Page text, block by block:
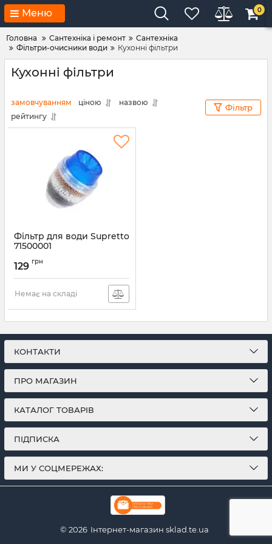
Меню 0
Головна Сантехніка і ремонт
Cантехніка
Фільтри-очисники води
Кухонні фільтри
Кухонні фільтри
замовчуванням ціною
назвою
рейтингу
Фільтр
Фiльтр для води Supretto
71500001
129 грн
Немає на складі
КОНТАКТИ
ПРО МАГАЗИН
КАТАЛОГ ТОВАРІВ
ПІДПИСКА
МИ У СОЦМЕРЕЖАХ:
© 2026 Інтернет-магазин sklad.te.ua